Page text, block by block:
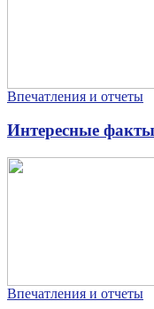
Впечатления и отчеты
Интересные
Впечатления и отчеты